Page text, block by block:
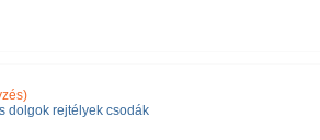
dolgok rejtélyek csodák